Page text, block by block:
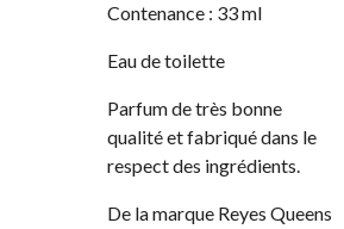
Contenance : 33 ml
Eau de toilette
Parfum de très bonne
qualité et fabriqué dans le
respect des ingrédients.
De la marque Reyes Queens